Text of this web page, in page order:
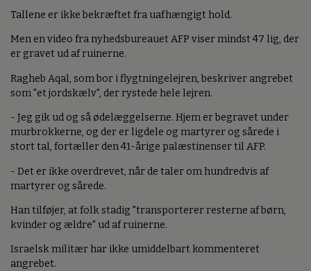
Tallene er ikke bekræftet fra uafhængigt hold.
Men en video fra nyhedsbureauet AFP viser mindst 47 lig, der
er gravet ud af ruinerne.
Ragheb Aqal, som bor i flygtningelejren, beskriver angrebet
som "et jordskælv", der rystede hele lejren.
- Jeg gik ud og så ødelæggelserne. Hjem er begravet under
murbrokkerne, og der er ligdele og martyrer og sårede i
stort tal, fortæller den 41-årige palæstinenser til AFP.
- Det er ikke overdrevet, når de taler om hundredvis af
martyrer og sårede.
Han tilføjer, at folk stadig "transporterer resterne af børn,
kvinder og ældre" ud af ruinerne.
Israelsk militær har ikke umiddelbart kommenteret
angrebet.